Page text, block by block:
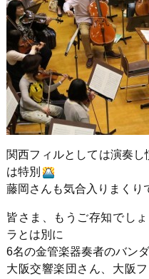
関西フィルとしては演奏
は特別
藤岡さんも気合入りまくり
皆さま、もうご存知でし
ラとは別に
6名の金管楽器奏者のバン
大阪交響楽団さん、大阪